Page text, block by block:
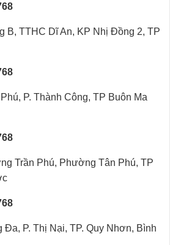
B, TTHC Dĩ An, KP Nhị Đồng 2, TP
P. Thành Công, TP Buôn Ma
Trần Phú, Phường Tân Phú, TP
Đa, P. Thị Nại, TP. Quy Nhơn, Bình